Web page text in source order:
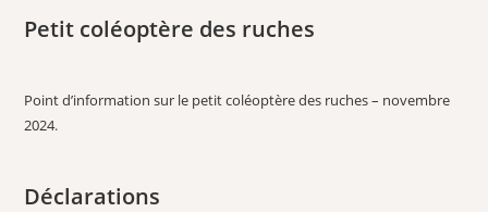
Petit coléoptère des ruches
Point d’information sur le petit coléoptère des ruches – novembre
2024.
Déclarations